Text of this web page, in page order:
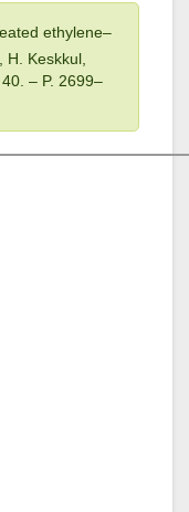
ethylene–
Keskkul,
– P. 2699–